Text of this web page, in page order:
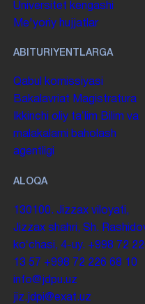
Universitet kengashi
Me'yoriy hujjatlar
ABITURIYENTLARGA
Qabul komissiyasi
Bakalavriat Magistratura
Ikkinchi oliy taʼlim Bilim va
malakalarni baholash
agentligi
ALOQA
130100. Jizzax viloyati,
Jizzax shahri, Sh.
koʻchasi, 4-uy. +998 72
13 57 +998 72 226 68 10
info@jdpu.uz
jiz.jdpi@exat.uz